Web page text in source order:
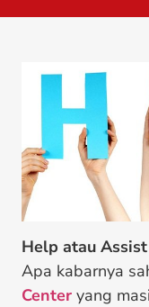
Help atau
Apa kabarnya
Center yang